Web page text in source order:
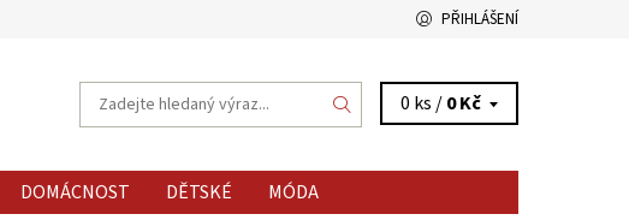
PŘIHLÁŠENÍ
0 ks /0 Kč
DOMÁCNOST DĚTSKÉ
MÓDA